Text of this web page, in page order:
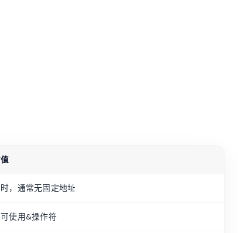
，通常无固定地址
使用&操作符